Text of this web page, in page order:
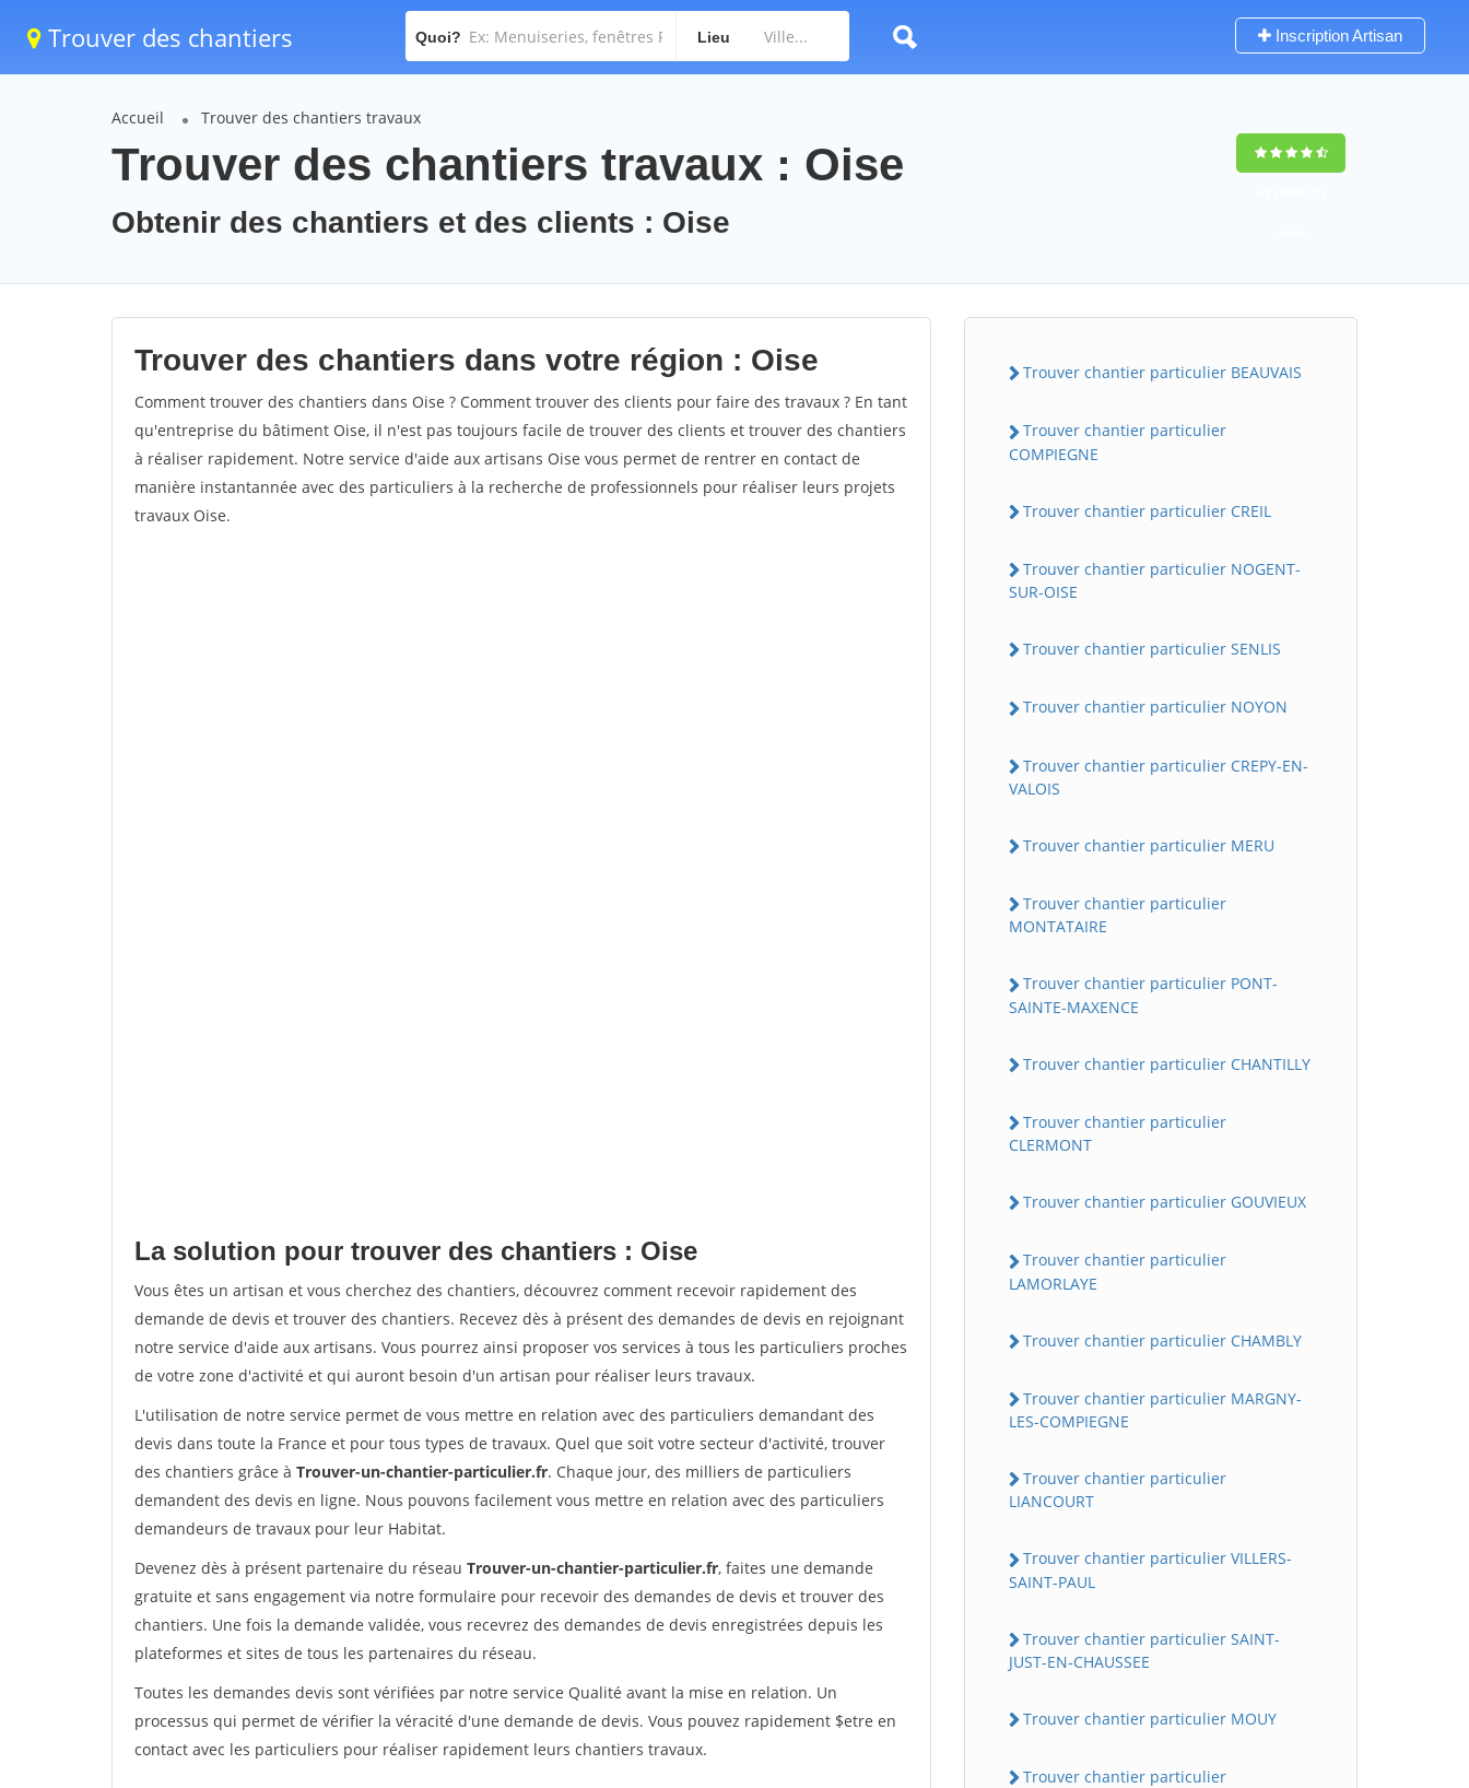
Trouver des chantiers Quoi? Lieu Inscription Artisan
Accueil Trouver des chantiers travaux
Trouver des chantiers travaux : Oise
Obtenir des chantiers et des clients : Oise
Trouver des chantiers dans votre région : Oise
Comment trouver des chantiers dans Oise ? Comment trouver des clients pour faire des travaux ? En tant
qu'entreprise du bâtiment Oise, il n'est pas toujours facile de trouver des clients et trouver des chantiers
à réaliser rapidement. Notre service d'aide aux artisans Oise vous permet de rentrer en contact de
manière instantannée avec des particuliers à la recherche de professionnels pour réaliser leurs projets
travaux Oise.
La solution pour trouver des chantiers : Oise
Vous êtes un artisan et vous cherchez des chantiers, découvrez comment recevoir rapidement des
demande de devis et trouver des chantiers. Recevez dès à présent des demandes de devis en rejoignant
notre service d'aide aux artisans. Vous pourrez ainsi proposer vos services à tous les particuliers proches
de votre zone d'activité et qui auront besoin d'un artisan pour réaliser leurs travaux.
L'utilisation de notre service permet de vous mettre en relation avec des particuliers demandant des
devis dans toute la France et pour tous types de travaux. Quel que soit votre secteur d'activité, trouver
des chantiers grâce à Trouver-un-chantier-particulier.fr. Chaque jour, des milliers de particuliers
demandent des devis en ligne. Nous pouvons facilement vous mettre en relation avec des particuliers
demandeurs de travaux pour leur Habitat.
Devenez dès à présent partenaire du réseau Trouver-un-chantier-particulier.fr, faites une demande
gratuite et sans engagement via notre formulaire pour recevoir des demandes de devis et trouver des
chantiers. Une fois la demande validée, vous recevrez des demandes de devis enregistrées depuis les
plateformes et sites de tous les partenaires du réseau.
Toutes les demandes devis sont vérifiées par notre service Qualité avant la mise en relation. Un
processus qui permet de vérifier la véracité d'une demande de devis. Vous pouvez rapidement $etre en
contact avec les particuliers pour réaliser rapidement leurs chantiers travaux.
Trouver chantier particulier BEAUVAIS
Trouver chantier particulier
COMPIEGNE
Trouver chantier particulier CREIL
Trouver chantier particulier NOGENT-
SUR-OISE
Trouver chantier particulier SENLIS
Trouver chantier particulier NOYON
Trouver chantier particulier CREPY-EN-
VALOIS
Trouver chantier particulier MERU
Trouver chantier particulier
MONTATAIRE
Trouver chantier particulier PONT-
SAINTE-MAXENCE
Trouver chantier particulier CHANTILLY
Trouver chantier particulier
CLERMONT
Trouver chantier particulier GOUVIEUX
Trouver chantier particulier
LAMORLAYE
Trouver chantier particulier CHAMBLY
Trouver chantier particulier MARGNY-
LES-COMPIEGNE
Trouver chantier particulier
LIANCOURT
Trouver chantier particulier VILLERS-
SAINT-PAUL
Trouver chantier particulier SAINT-
JUST-EN-CHAUSSEE
Trouver chantier particulier MOUY
Trouver chantier particulier